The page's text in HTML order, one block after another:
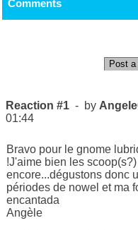
Comments
Post
Reaction #1 - by
01:44
Bravo pour le gnome
!J'aime bien les
encore...dégustons donc
périodes de nowel et ma
encantada
Angèle